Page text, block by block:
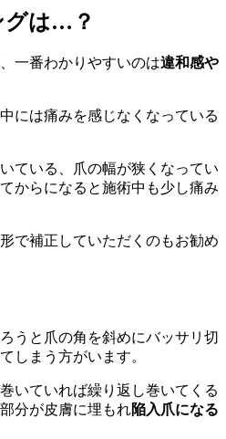
グは…？
一番わかりやすいのは違和感や
には痛みを感じなくなっている
ている、爪の幅が狭くなってい
からになると施術中も少し痛み
で補正していただくのもお勧め
うと爪の角を斜めにバッサリ切
しまう方がいます。
いていれば繰り返し巻いてくる
分が皮膚に埋もれ陥入爪になる